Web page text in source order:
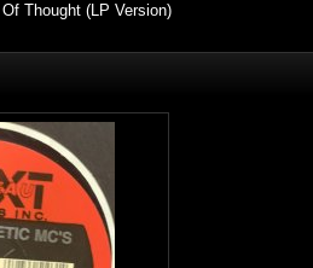
Thought (LP Version)